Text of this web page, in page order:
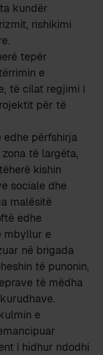
kundër
rishikimi
tepër
e
të cilat regjimi i
për të
edhe përfshirja
të largëta,
kishin
sociale dhe
malësitë
edhe
mbyllur e
në brigada
të punonin,
të mëdha
e
i hidhur ndodhi